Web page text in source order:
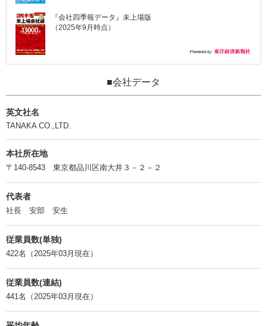
『会社四季報データ』未上場版
（2025年9月時点）
■会社データ
英文社名
TANAKA CO.,LTD.
本社所在地
〒140-8543 東京都品川区南大井３－２－２
代表者
社長 安部 安生
従業員数(単独)
422名（2025年03月現在）
従業員数(連結)
441名（2025年03月現在）